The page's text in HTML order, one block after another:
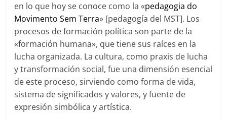
en lo que hoy se conoce como la «pedagogia do
Movimento Sem Terra» [pedagogía del MST]. Los
procesos de formación política son parte de la
«formación humana», que tiene sus raíces en la
lucha organizada. La cultura, como praxis de lucha
y transformación social, fue una dimensión esencial
de este proceso, sirviendo como forma de vida,
sistema de significados y valores, y fuente de
expresión simbólica y artística.